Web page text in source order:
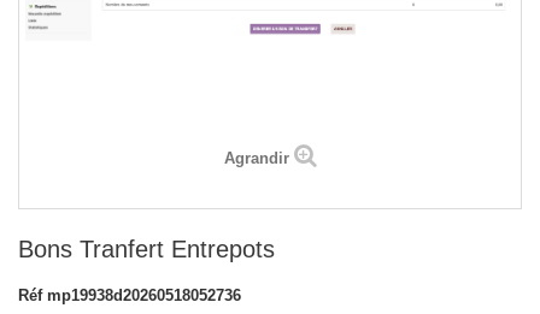
Agrandir
Bons Tranfert Entrepots
Réf mp19938d20260518052736